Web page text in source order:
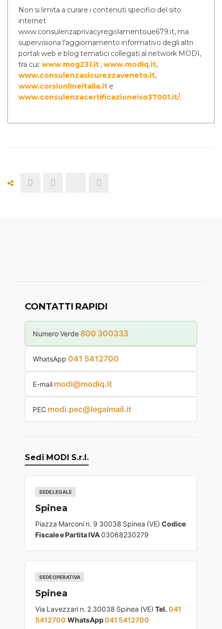
Non si limita a curare i contenuti specifici del sito
internet
www.consulenzaprivacyregolamentoue679.it, ma
supervisiona l'aggiornamento informativo degli altri
portali web e blog tematici collegati al network MODI,
tra cui: www.mog231.it ,www.modiq.it,
www.consulenzasicurezzaveneto.it,
www.corsionlineitalia.it e
www.consulenzacertificazioneiso37001.it/.
CONTATTI RAPIDI
Numero Verde 800 300333
WhatsApp 041 5412700
E-mail modi@modiq.it
PEC modi.pec@legalmail.it
Sedi MODI S.r.l.
SEDE LEGALE
Spinea
Piazza Marconi n. 9 30038 Spinea (VE) Codice
Fiscale e Partita IVA03068230279
SEDE OPERATIVA
Spinea
Via Lavezzari n. 2 30038 Spinea (VE) Tel. 041
5412700 WhatsApp041 5412700